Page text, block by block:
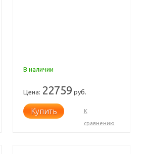
В наличии
Цена: 22759 руб.
Купить
К
сравнению